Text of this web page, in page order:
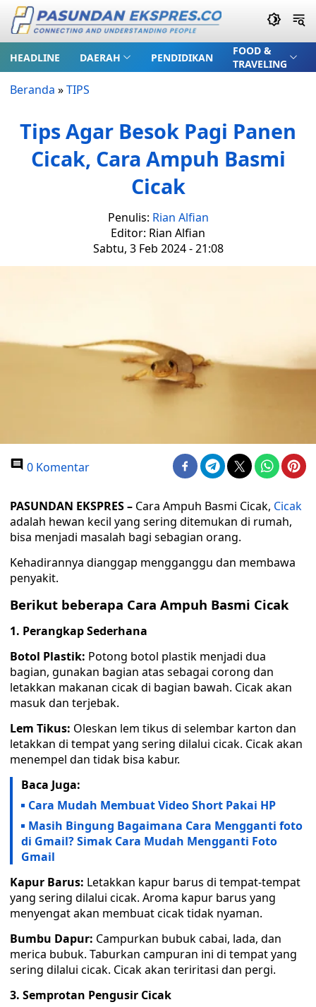
HEADLINE DAERAH PENDIDIKAN
FOOD &
TRAVELING
Beranda »TIPS
Tips Agar Besok Pagi Panen
Cicak, Cara Ampuh Basmi
Cicak
Penulis: Rian Alfian
Editor: Rian Alfian
Sabtu, 3 Feb 2024 - 21:08
0 Komentar
PASUNDAN EKSPRES – Cara Ampuh Basmi Cicak, Cicak
adalah hewan kecil yang sering ditemukan di rumah,
bisa menjadi masalah bagi sebagian orang.
Kehadirannya dianggap mengganggu dan membawa
penyakit.
Berikut beberapa Cara Ampuh Basmi Cicak
1. Perangkap Sederhana
Botol Plastik: Potong botol plastik menjadi dua
bagian, gunakan bagian atas sebagai corong dan
letakkan makanan cicak di bagian bawah. Cicak akan
masuk dan terjebak.
Lem Tikus: Oleskan lem tikus di selembar karton dan
letakkan di tempat yang sering dilalui cicak. Cicak akan
menempel dan tidak bisa kabur.
Baca Juga:
Cara Mudah Membuat Video Short Pakai HP
Masih Bingung Bagaimana Cara Mengganti foto
di Gmail? Simak Cara Mudah Mengganti Foto
Gmail
Kapur Barus: Letakkan kapur barus di tempat-tempat
yang sering dilalui cicak. Aroma kapur barus yang
menyengat akan membuat cicak tidak nyaman.
Bumbu Dapur: Campurkan bubuk cabai, lada, dan
merica bubuk. Taburkan campuran ini di tempat yang
sering dilalui cicak. Cicak akan teriritasi dan pergi.
3. Semprotan Pengusir Cicak